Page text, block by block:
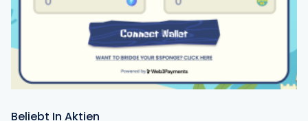
Beliebt In Aktien